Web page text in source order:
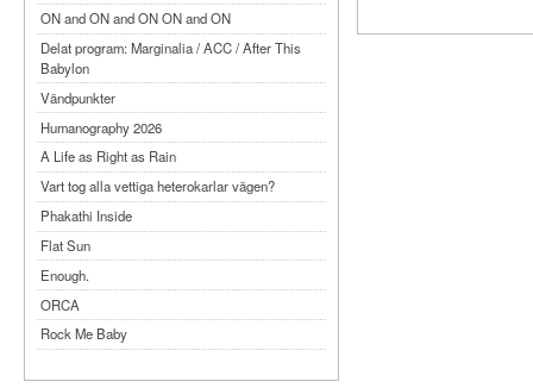
ON and ON and ON ON and ON
Delat program: Marginalia / ACC / After This
Babylon
Vändpunkter
Humanography 2026
A Life as Right as Rain
Vart tog alla vettiga heterokarlar vägen?
Phakathi Inside
Flat Sun
Enough.
ORCA
Rock Me Baby